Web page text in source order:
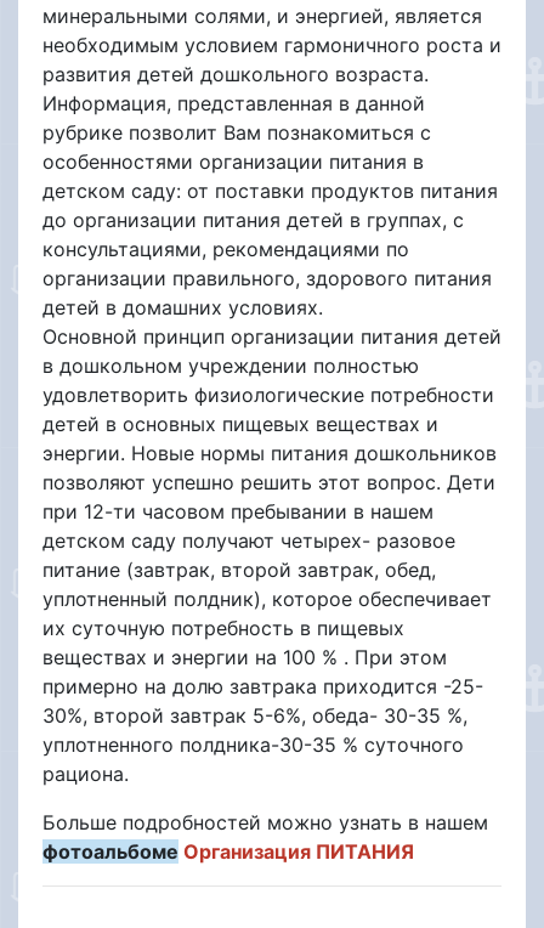
минеральными солями, и энергией, является
необходимым условием гармоничного роста и
развития детей дошкольного возраста.
Информация, представленная в данной
рубрике позволит Вам познакомиться с
особенностями организации питания в
детском саду: от поставки продуктов питания
до организации питания детей в группах, с
консультациями, рекомендациями по
организации правильного, здорового питания
детей в домашних условиях.
Основной принцип организации питания детей
в дошкольном учреждении полностью
удовлетворить физиологические потребности
детей в основных пищевых веществах и
энергии. Новые нормы питания дошкольников
позволяют успешно решить этот вопрос. Дети
при 12-ти часовом пребывании в нашем
детском саду получают четырех- разовое
питание (завтрак, второй завтрак, обед,
уплотненный полдник), которое обеспечивает
их суточную потребность в пищевых
веществах и энергии на 100 % . При этом
примерно на долю завтрака приходится -25-
30%, второй завтрак 5-6%, обеда- 30-35 %,
уплотненного полдника-30-35 % суточного
рациона.
Больше подробностей можно узнать в нашем
фотоальбоме Организация ПИТАНИЯ